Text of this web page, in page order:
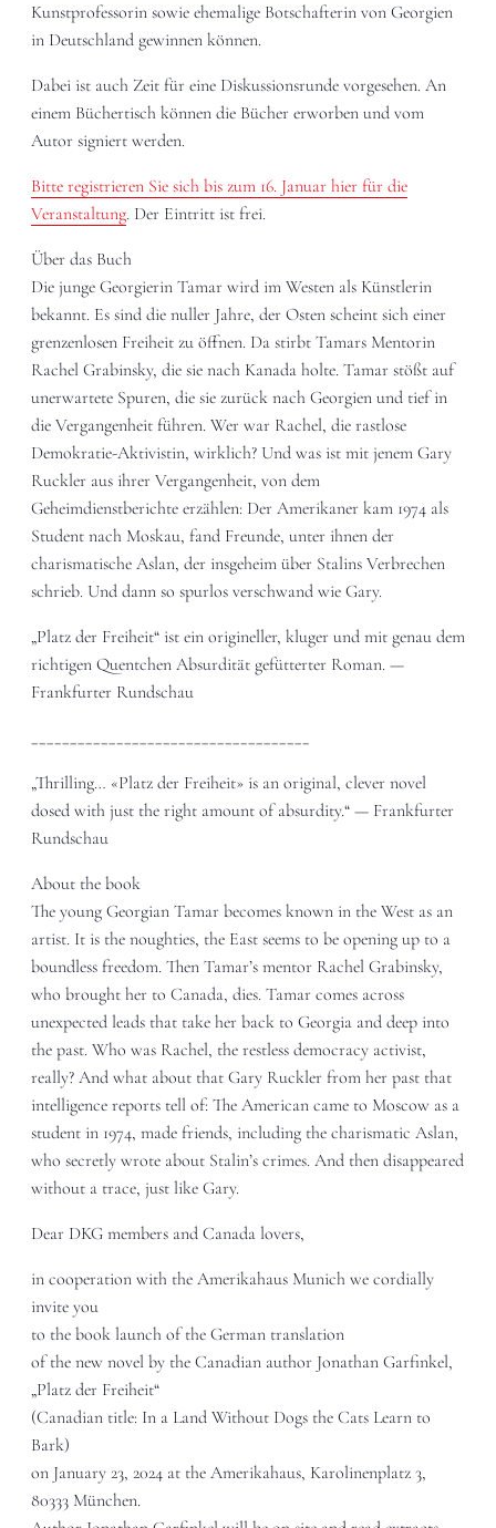
Kunstprofessorin sowie ehemalige Botschafterin von Georgien
in Deutschland gewinnen können.
Dabei ist auch Zeit für eine Diskussionsrunde vorgesehen. An
einem Büchertisch können die Bücher erworben und vom
Autor signiert werden.
Bitte registrieren Sie sich bis zum 16. Januar hier für die
Veranstaltung. Der Eintritt ist frei.
Über das Buch
Die junge Georgierin Tamar wird im Westen als Künstlerin
bekannt. Es sind die nuller Jahre, der Osten scheint sich einer
grenzenlosen Freiheit zu öffnen. Da stirbt Tamars Mentorin
Rachel Grabinsky, die sie nach Kanada holte. Tamar stößt auf
unerwartete Spuren, die sie zurück nach Georgien und tief in
die Vergangenheit führen. Wer war Rachel, die rastlose
Demokratie-Aktivistin, wirklich? Und was ist mit jenem Gary
Ruckler aus ihrer Vergangenheit, von dem
Geheimdienstberichte erzählen: Der Amerikaner kam 1974 als
Student nach Moskau, fand Freunde, unter ihnen der
charismatische Aslan, der insgeheim über Stalins Verbrechen
schrieb. Und dann so spurlos verschwand wie Gary.
„Platz der Freiheit“ ist ein origineller, kluger und mit genau dem
richtigen Quentchen Absurdität gefütterter Roman. —
Frankfurter Rundschau
____________________________________
„Thrilling… «Platz der Freiheit» is an original, clever novel
dosed with just the right amount of absurdity.“ — Frankfurter
Rundschau
About the book
The young Georgian Tamar becomes known in the West as an
artist. It is the noughties, the East seems to be opening up to a
boundless freedom. Then Tamar’s mentor Rachel Grabinsky,
who brought her to Canada, dies. Tamar comes across
unexpected leads that take her back to Georgia and deep into
the past. Who was Rachel, the restless democracy activist,
really? And what about that Gary Ruckler from her past that
intelligence reports tell of: The American came to Moscow as a
student in 1974, made friends, including the charismatic Aslan,
who secretly wrote about Stalin’s crimes. And then disappeared
without a trace, just like Gary.
Dear DKG members and Canada lovers,
in cooperation with the Amerikahaus Munich we cordially
invite you
to the book launch of the German translation
of the new novel by the Canadian author Jonathan Garfinkel,
„Platz der Freiheit“
(Canadian title: In a Land Without Dogs the Cats Learn to
Bark)
on January 23, 2024 at the Amerikahaus, Karolinenplatz 3,
80333 München.